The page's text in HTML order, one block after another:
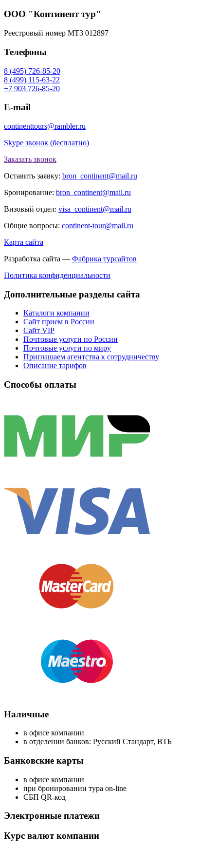
ООО "Континент тур"
Реестровый номер МТЗ 012897
Телефоны
8 (495) 726-85-20
8 (499) 115-63-22
+7 903 726-85-20
E-mail
continenttours@rambler.ru
Skype звонок (бесплатно)
Заказать звонок
Оставить заявку: bron_continent@mail.ru
Бронирование: bron_continent@mail.ru
Визовый отдел: visa_continent@mail.ru
Общие вопросы: continent-tour@mail.ru
Карта сайта
Разработка сайта — Фабрика турсайтов
Политика конфиденциальности
Дополнительные разделы сайта
Каталоги компании
Сайт прием в России
Сайт VIP
Почтовые услуги по России
Почтовые услуги по миру
Приглашаем агентства к сотрудничеству
Описание тарифов
Способы оплаты
Наличные
в офисе компании
в отделении банков: Русский Стандарт, ВТБ
Банковские карты
в офисе компании
при бронировании тура on-line
СБП QR-код
Электронные платежи
Курс валют компании